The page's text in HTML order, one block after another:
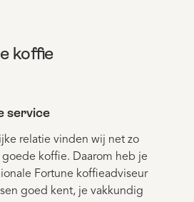
koffie
service
relatie vinden wij net zo
koffie. Daarom heb je
Fortune koffieadviseur
goed kent, je vakkundig